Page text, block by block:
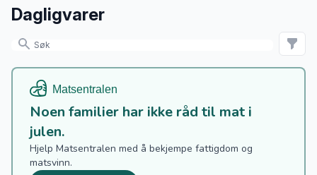
Dagligvarer
Noen familier har ikke råd til mat i
julen.
Hjelp Matsentralen med å bekjempe fattigdom og
matsvinn.